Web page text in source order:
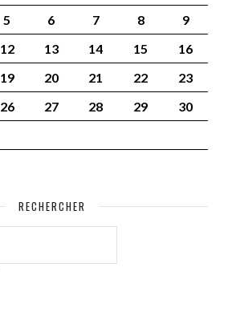
5 6 7 8
9
12 13 14 15
16
19 20 21 22
23
26 27 28 29
30
RECHERCHER